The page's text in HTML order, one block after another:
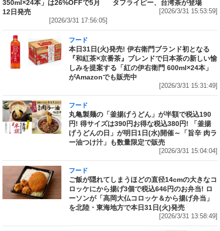
350ml×24本」は26%OFFで5月
12日発売
[2026/3/31 17:56:05]
タフライピー、台湾茶が登場
[2026/3/31 15:53:59]
フード
本日31日(火)発売! 伊右衛門ブランド初となる
『和紅茶×京番茶』ブレンドで日本茶の新しい愉
しみを提案する「紅の伊右衛門 600ml×24本」
がAmazonでも販売中
[2026/3/31 15:31:49]
フード
丸亀製麺の「釜揚げうどん」が半額で税込190
円! 得サイズは390円お得な税込380円! 「釜揚
げうどんの日」が明日1日(水)開催～「旨辛 肉ラ
ー油つけ汁」も数量限定で販売
[2026/3/31 15:04:04]
フード
ご飯が隠れてしまうほどの直径14cmの大きなコ
ロッケにから揚げ3個で税込646円のお弁当! ロ
ーソンが「高岡大仏コロッケ＆から揚げ弁当」
を北陸・東海地方で本日31日(火)発売
[2026/3/31 13:58:49]